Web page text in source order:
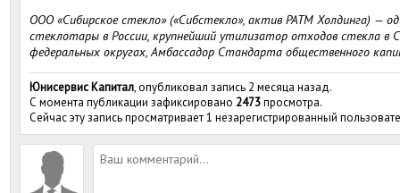
ООО «Сибирское стекло» («Сибстекло», актив РАТМ Холдинга) —
стеклотары в России, крупнейший утилизатор отходов стекла в
федеральных округах, Амбассадор Стандарта общественного
Юнисервис Капитал, опубликовал запись 2 месяца назад.
С момента публикации зафиксировано 2473просмотра.
Сейчас эту запись просматривает 1 незарегистрированный